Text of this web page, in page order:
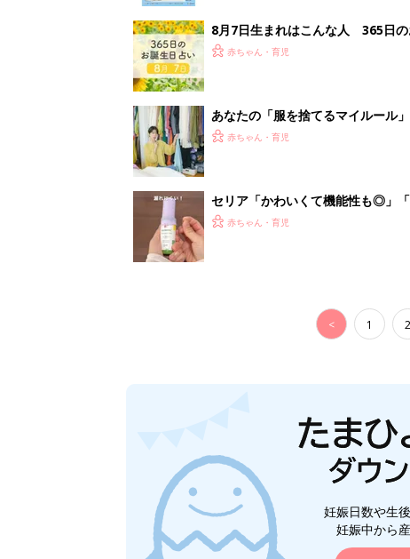
8月7日生まれはこんな人 365日の
赤ちゃん・育児
あなたの「服を捨てるマイルール
スタイリストが喝！
赤ちゃん・育児
セリア「かわいくて機能性も◎」
赤ちゃん・育児
< 1 2
妊娠日数や生
妊娠中から